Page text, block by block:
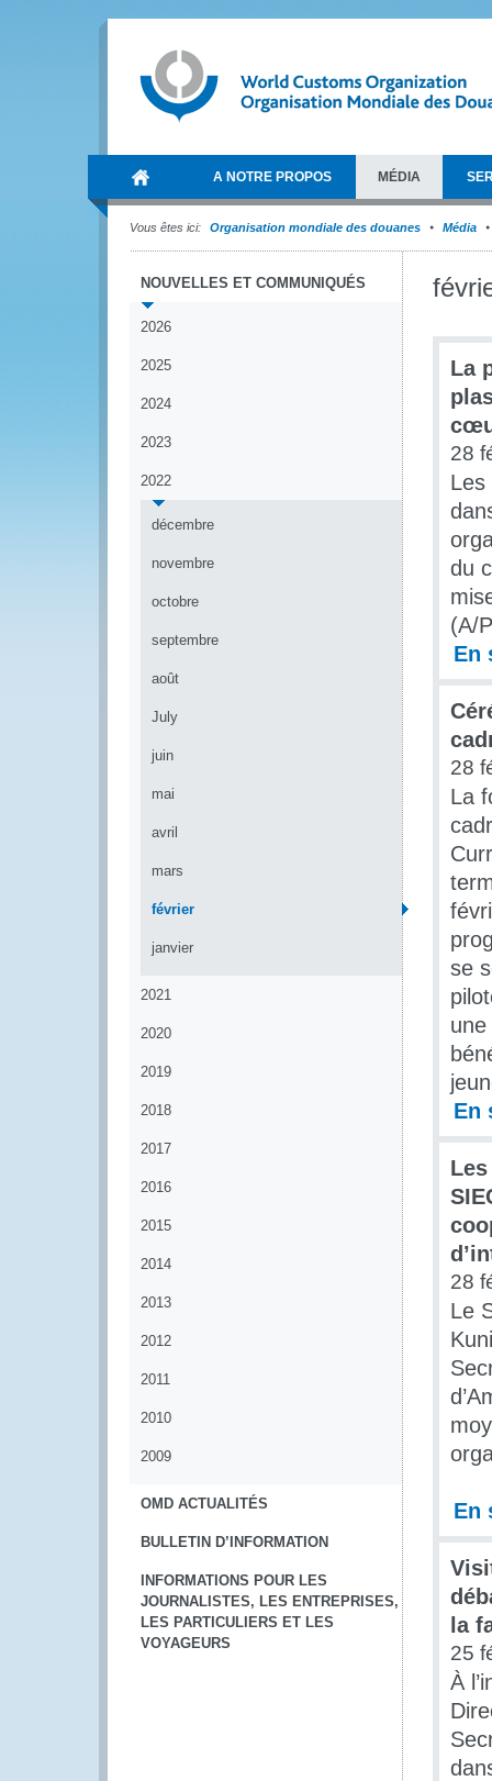
A NOTRE PROPOS MÉDIA
Vous êtes ici: Organisation mondiale des douanes Média
NOUVELLES ET COMMUNIQUÉS
2026
2025
2024
2023
2022
décembre
novembre
octobre
septembre
août
July
juin
mai
avril
mars
février
janvier
2021
2020
2019
2018
2017
2016
2015
2014
2013
2012
2011
2010
2009
OMD ACTUALITÉS
BULLETIN D’INFORMATION
INFORMATIONS POUR LES
JOURNALISTES, LES ENTREPRISES,
LES PARTICULIERS ET LES
VOYAGEURS
La
28
Les
du
(A/
En
28
La
se
En
28
Le
En
la
25
À